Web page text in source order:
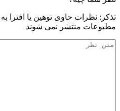
تذكر: نظرات حاوی توهين يا افترا
مطبوعات منتشر نمی شوند